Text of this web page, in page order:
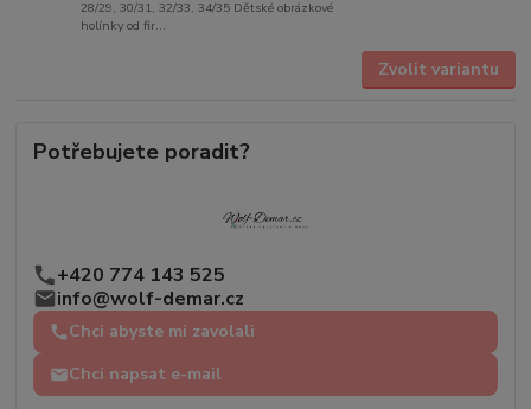
28/29, 30/31, 32/33, 34/35 Dětské obrázkové
holínky od fir...
Zvolit variantu
Potřebujete poradit?
+420 774 143 525
info@wolf-demar.cz
Chci abyste mi zavolali
Chci napsat e-mail